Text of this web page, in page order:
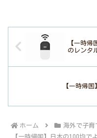
【一時
のレンタ
【一時帰
ホーム 海外で子育